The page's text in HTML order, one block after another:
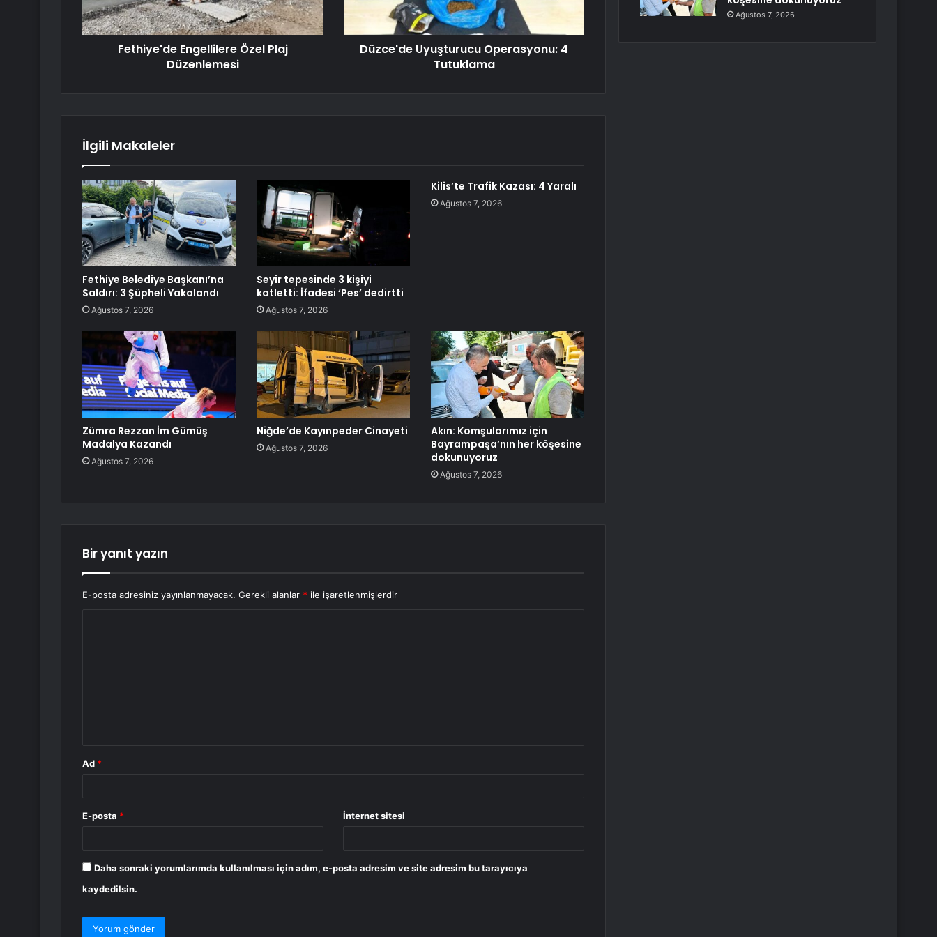
Fethiye'de Engellilere Özel Plaj
Düzenlemesi
Düzce'de Uyuşturucu Operasyonu: 4
Tutuklama
İlgili Makaleler
Fethiye Belediye Başkanı’na
Saldırı: 3 Şüpheli Yakalandı
Ağustos 7, 2026
Seyir tepesinde 3 kişiyi
katletti: İfadesi ‘Pes’ dedirtti
Ağustos 7, 2026
Kilis’te Trafik Kazası: 4 Yaralı
Ağustos 7, 2026
Zümra Rezzan İm Gümüş
Madalya Kazandı
Ağustos 7, 2026
Niğde’de Kayınpeder Cinayeti
Ağustos 7, 2026
Akın: Komşularımız için
Bayrampaşa’nın her köşesine
dokunuyoruz
Ağustos 7, 2026
Bir yanıt yazın
E-posta adresiniz yayınlanmayacak. Gerekli alanlar * ile işaretlenmişlerdir
Ad *
E-posta * İnternet sitesi
Daha sonraki yorumlarımda kullanılması için adım, e-posta adresim ve site adresim bu tarayıcıya
kaydedilsin.
Ağustos 7, 2026